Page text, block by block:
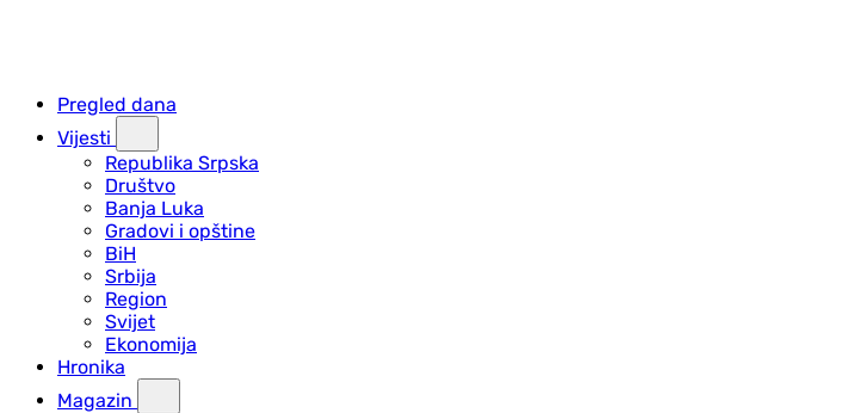
Pregled dana
Vijesti
Republika Srpska
Društvo
Banja Luka
Gradovi i opštine
BiH
Srbija
Region
Svijet
Ekonomija
Hronika
Magazin